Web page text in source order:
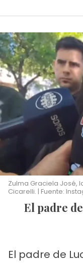
Zulma Graciela José,
Cicarelli. | Fuente:
El padre de Lucas relató el horror
El padre de